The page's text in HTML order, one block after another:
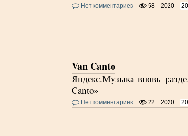
Нет комментариев 58 2020
Van Canto
Яндекс.Музыка вновь
Canto»
Нет комментариев 22 2020